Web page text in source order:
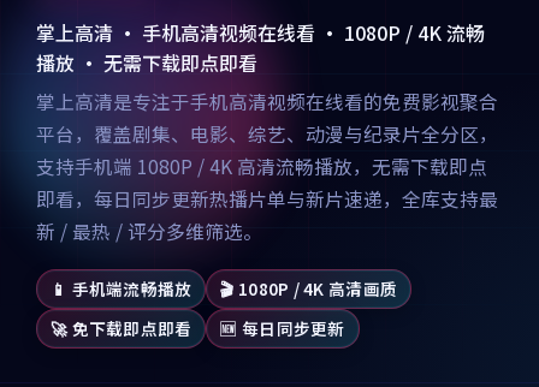
掌上高清 · 手机高清视频在线看 · 1080P / 4K 流畅
播放 · 无需下载即点即看
掌上高清是专注于手机高清视频在线看的免费影视聚合
平台，覆盖剧集、电影、综艺、动漫与纪录片全分区，
支持手机端 1080P / 4K 高清流畅播放，无需下载即点
即看，每日同步更新热播片单与新片速递，全库支持最
新 / 最热 / 评分多维筛选。
📱 手机端流畅播放
🎬 1080P / 4K 高清画质
🚀 免下载即点即看
🆕 每日同步更新